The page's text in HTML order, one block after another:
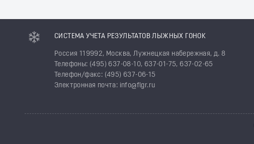
СИСТЕМА УЧЕТА РЕЗУЛЬТАТОВ ЛЫЖНЫХ ГОНОК
Россия 119992, Москва, Лужнецкая набережная, д. 8
Телефоны: (495) 637-08-10, 637-01-75, 637-02-65
Телефон/факс: (495) 637-06-15
Электронная почта: info@flgr.ru